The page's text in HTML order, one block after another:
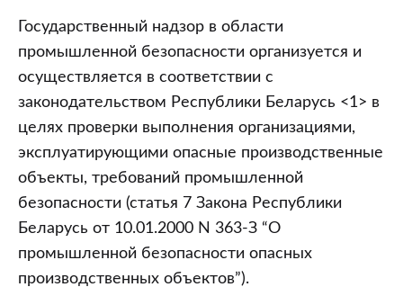
Государственный надзор в области
промышленной безопасности организуется и
осуществляется в соответствии с
законодательством Республики Беларусь <1> в
целях проверки выполнения организациями,
эксплуатирующими опасные производственные
объекты, требований промышленной
безопасности (статья 7 Закона Республики
Беларусь от 10.01.2000 N 363-З “О
промышленной безопасности опасных
производственных объектов”).